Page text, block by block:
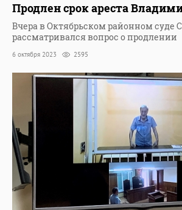
Продлен срок ареста
Вчера в Октябрьском районном суде
рассматривался вопрос о продлении
6 октября 2023 2595